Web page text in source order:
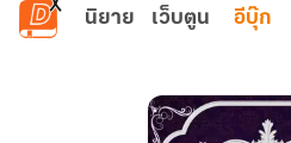
ข้ามไปยังเนื้อหาหลัก
นิยาย เว็บตูน อีบุ๊ก